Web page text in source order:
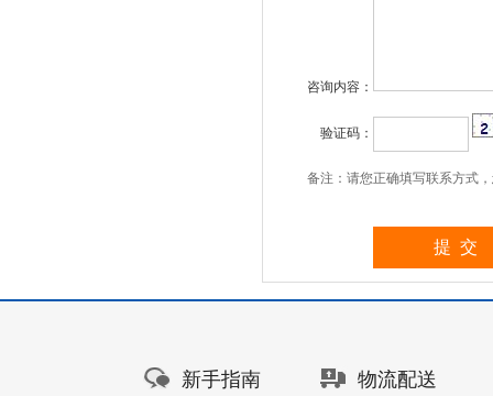
咨询内容：
验证码：
备注：请您正确填写联系方式
新手指南 物流配送